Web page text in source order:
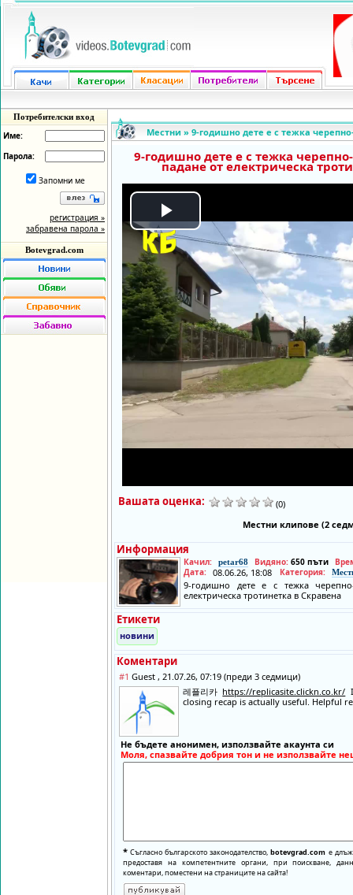
Потребителски вход
Име:
Парола:
Запомни ме
регистрация »
забравена парола »
Botevgrad.com
Местни » 9-годишно дете е с тежка
9-годишно дете е с тежка
падане от електрическа
Play
Video
Вашата оценка:
(0)
Местни клипове (2
Информация
Качил: petar68 Видяно: 650 пъти
Дата: 08.06.26, 18:08 Категория:
9-годишно дете е с тежка
електрическа тротинетка в Скравена
Етикети
новини
Коментари
#1 Guest , 21.07.26, 07:19 (преди 3 седмици)
레플리카 https://replicasite.clickn.co.kr/
closing recap is actually useful. Helpful
Не бъдете анонимен, използвайте акаунта си
Моля, спазвайте добрия тон и не използвайте
* Съгласно българското законодателство,botevgrad.com е
предоставя на компетентните органи, при поискване,
коментари, поместени на страниците на сайта!